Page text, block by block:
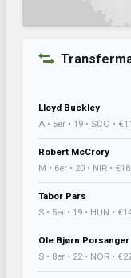
Lloyd Buckley
A • 5er • 19 • SCO •
Robert McCrory
M • 6er • 20 • NIR •
Tabor Pars
S • 5er • 19 • HUN •
Ole Bjørn Porsanger
S • 8er • 22 • NOR •